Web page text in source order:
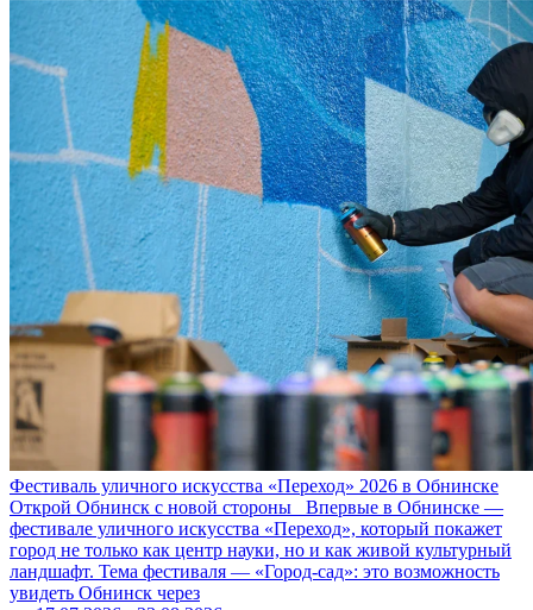
Фестиваль уличного искусства «Переход» 2026 в Обнинске
Открой Обнинск с новой стороны Впервые в Обнинске —
фестивале уличного искусства «Переход», который покажет
город не только как центр науки, но и как живой культурный
ландшафт. Тема фестиваля — «Город‑сад»: это возможность
увидеть Обнинск через